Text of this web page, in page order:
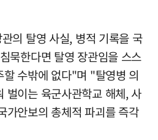
의 탈영 사실, 병적 기록을 국
묵한다면 탈영 장관임을 스스
할 수밖에 없다"며 "탈영병 의
벌이는 육군사관학교 해체, 사
가안보의 총체적 파괴를 즉각